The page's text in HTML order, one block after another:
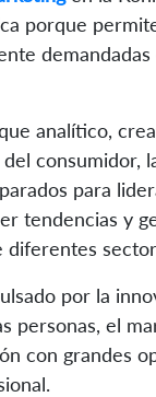
porque
analítico,
consumidor,
para
tendencias y
diferentes
por la
personas, el
con grandes